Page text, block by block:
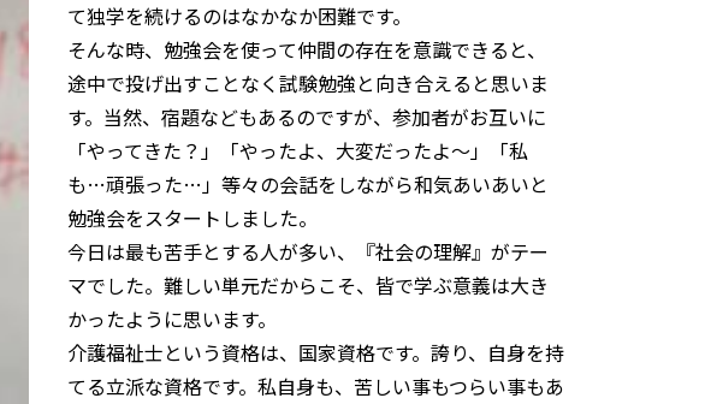
て独学を続けるのはなかなか困難です。
そんな時、勉強会を使って仲間の存在を意識できると、
途中で投げ出すことなく試験勉強と向き合えると思いま
す。当然、宿題などもあるのですが、参加者がお互いに
「やってきた？」「やったよ、大変だったよ～」「私
も…頑張った…」等々の会話をしながら和気あいあいと
勉強会をスタートしました。
今日は最も苦手とする人が多い、『社会の理解』がテー
マでした。難しい単元だからこそ、皆で学ぶ意義は大き
かったように思います。
介護福祉士という資格は、国家資格です。誇り、自身を持
てる立派な資格です。私自身も、苦しい事もつらい事もあ